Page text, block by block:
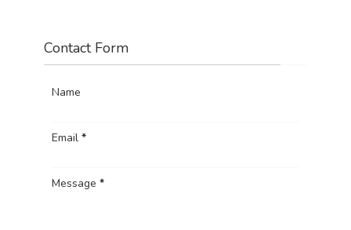
Contact Form
Name
Email*
Message*